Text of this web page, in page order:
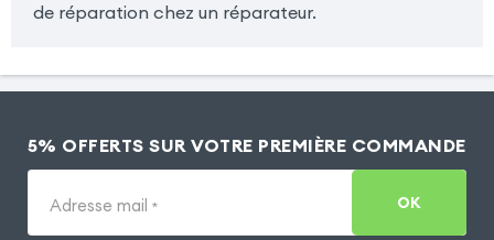
de réparation chez un réparateur.
5% OFFERTS SUR VOTRE PREMIÈRE COMMANDE
Adresse mail * OK